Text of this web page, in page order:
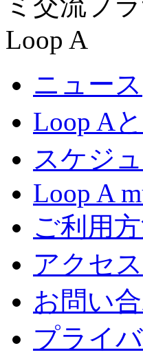
ニュース
Loop A
スケジ
Loop A
ご利用
アクセス
お問い
プライ